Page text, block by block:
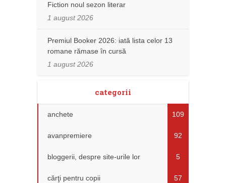
Fiction noul sezon literar
1 august 2026
Premiul Booker 2026: iată lista celor 13
romane rămase în cursă
1 august 2026
categorii
anchete 109
avanpremiere 92
bloggerii, despre site-urile lor 5
cărţi pentru copii 57